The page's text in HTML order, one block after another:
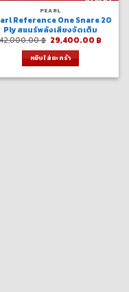
PEARL
Reference One Snare 20
Ply สแนร์พลังเสียงจัดเต็ม
42,000.00฿ Original
price
was:
42,000.00 ฿.
29,400.00 ฿
หยิบใส่ตะกร้า